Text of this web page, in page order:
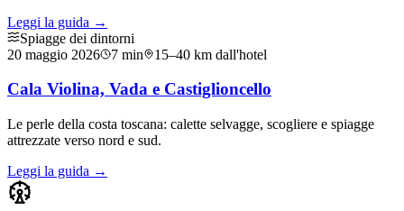
Leggi la guida →
Spiagge dei dintorni
20 maggio 2026
7 min 15–40 km dall'hotel
Cala Violina, Vada e Castiglioncello
Le perle della costa toscana: calette selvagge, scogliere e spiagge
attrezzate verso nord e sud.
Leggi la guida →